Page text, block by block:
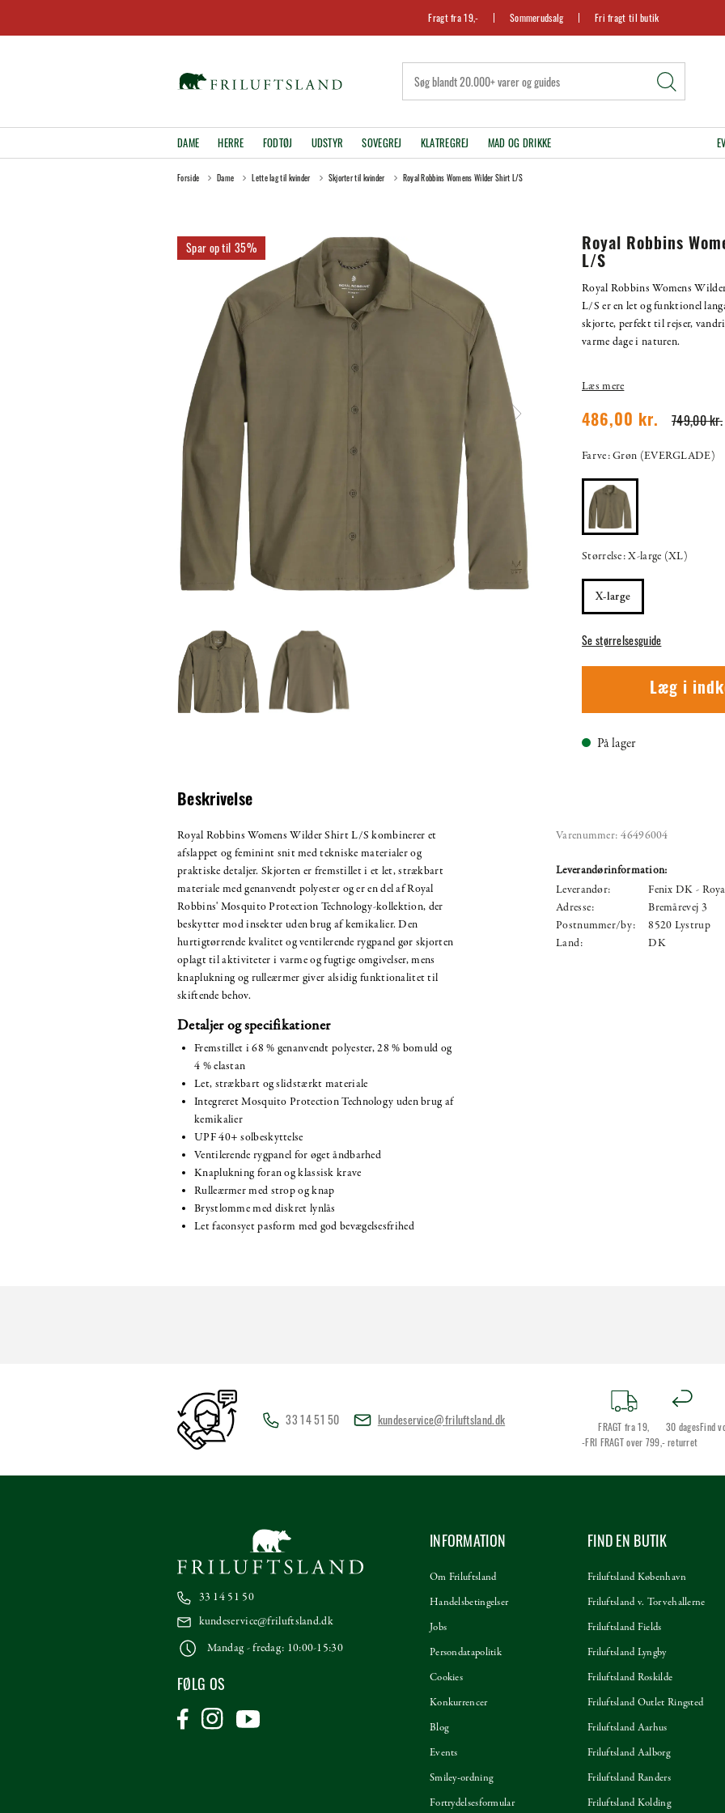
Fragt fra 19,- Sommerudsalg Fri fragt til butik
DAME HERRE FODTØJ UDSTYR SOVEGREJ KLATREGREJ MAD OG DRIKKE
Forside Dame Lette lag til kvinder Skjorter til kvinder Royal Robbins Womens Wilder Shirt L/S
35%
Royal Robbins
L/S
Royal Robbins Womens
L/S er en let og funktionel
skjorte, perfekt til rejser,
varme dage i naturen.
Læs mere
749,00 kr.
486,00 kr.
Farve: Grøn (EVERGLADE)
Størrelse: X-large (XL)
X-large
Se størrelsesguide
Læg i
På lager
Beskrivelse
Royal Robbins Womens Wilder Shirt L/S kombinerer et
afslappet og feminint snit med tekniske materialer og
praktiske detaljer. Skjorten er fremstillet i et let, strækbart
materiale med genanvendt polyester og er en del af Royal
Robbins' Mosquito Protection Technology-kollektion, der
beskytter mod insekter uden brug af kemikalier. Den
hurtigtørrende kvalitet og ventilerende rygpanel gør skjorten
oplagt til aktiviteter i varme og fugtige omgivelser, mens
knaplukning og rulleærmer giver alsidig funktionalitet til
skiftende behov.
Detaljer og specifikationer
Fremstillet i 68 % genanvendt polyester, 28 % bomuld og
4 % elastan
Let, strækbart og slidstærkt materiale
Integreret Mosquito Protection Technology uden brug af
kemikalier
UPF 40+ solbeskyttelse
Ventilerende rygpanel for øget åndbarhed
Knaplukning foran og klassisk krave
Rulleærmer med strop og knap
Brystlomme med diskret lynlås
Let faconsyet pasform med god bevægelsesfrihed
Varenummer: 46496004
Leverandørinformation:
Leverandør:
Fenix DK -
Adresse:
Bremårevej 3
Postnummer/by:
8520 Lystrup
Land:
DK
33 14 51 50 kundeservice@friluftsland.dk
FRAGT fra 19,
-FRI FRAGT over 799,-
30 dages
returret
Find
33 14 51 50
kundeservice@friluftsland.dk
Mandag - fredag: 10:00-15:30
FØLG OS
INFORMATION
Om Friluftsland
Handelsbetingelser
Jobs
Persondatapolitik
Cookies
Konkurrencer
Blog
Events
Smiley-ordning
Fortrydelsesformular
FIND EN BUTIK
Friluftsland København
Friluftsland v. Torvehallerne
Friluftsland Fields
Friluftsland Lyngby
Friluftsland Roskilde
Friluftsland Outlet Ringsted
Friluftsland Aarhus
Friluftsland Aalborg
Friluftsland Randers
Friluftsland Kolding